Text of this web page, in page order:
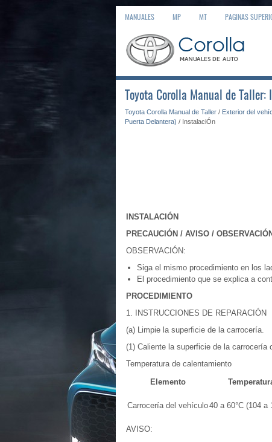
MANUALES MP MT PAGINAS
Toyota Corolla Manual de
Toyota Corolla Manual de Taller / Exterior del
Puerta Delantera) / InstalaciÓn
INSTALACIÓN
PRECAUCIÓN / AVISO / OBSERVACIÓN
OBSERVACIÓN:
Siga el mismo procedimiento en los
El procedimiento que se explica a
PROCEDIMIENTO
1. INSTRUCCIONES DE REPARACIÓN
(a) Limpie la superficie de la carrocería.
(1) Caliente la superficie de la carrocería
Temperatura de calentamiento
Elemento
Carrocería del vehículo40 a 60°C (104 a
AVISO: